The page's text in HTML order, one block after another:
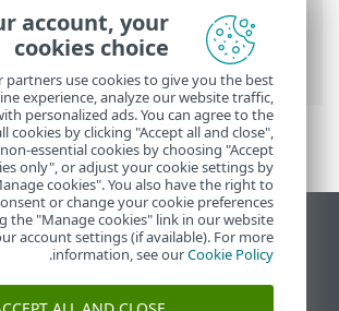
העזרה המקוונת של ESET >
Small
Business Security
>שאלות נפוצות
לאפשר תקשורת עבור יישום מסוים
הצג את האתר למחשב
End of Life
מאגר הידע של ESET
account, your
cookies choice
partners use cookies to give you the best
experience, analyze our website traffic,
personalized ads. You can agree to the
cookies by clicking "Accept all and close",
essential cookies by choosing "Accept
only", or adjust your cookie settings by
cookies". You also have the right to
or change your cookie preferences
the "Manage cookies" link in our website
account settings (if available). For more
information, see ourCookie Policy
.